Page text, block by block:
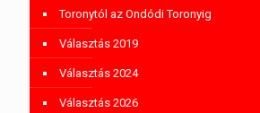
Toronytól az Ondódi Toronyig
Választás 2019
Választás 2024
Választás 2026